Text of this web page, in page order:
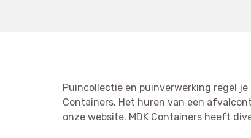
Puincollectie en puinverwerking regel
Containers. Het huren van een
onze website. MDK Containers heeft